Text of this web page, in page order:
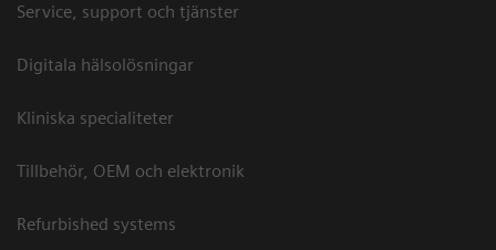
Service, support och tjänster
Digitala hälsolösningar
Kliniska specialiteter
Tillbehör, OEM och elektronik
Refurbished systems